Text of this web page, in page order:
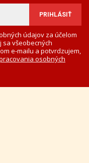
údajov za účelom
všeobecných
e-mailu a potvrdzujem,
osobných